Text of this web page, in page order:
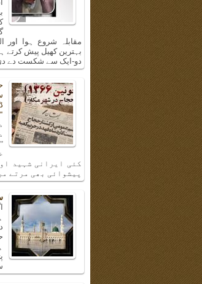
مقابلہ شروع ہوا اور
بہترین کھیل پیش
دو-ایک سے شکست دے
"1987 میں حج کا خونی واقعہ"
کئی ایرانی شہید
پیشوائی بھی مرتے